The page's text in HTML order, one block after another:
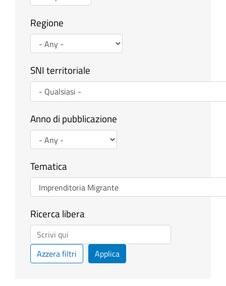
Regione
SNI territoriale
Anno di pubblicazione
Tematica
Ricerca libera
Applica
Azzera filtri